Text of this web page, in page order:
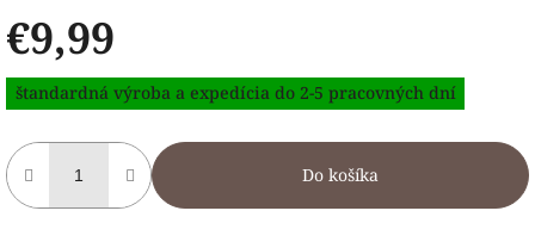
€9,99
Jednotková
cena:
štandardná výroba a expedícia do 2-5 pracovných dní
Do košíka